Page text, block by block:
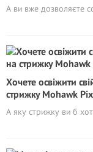
А ви вже дозволяєте
Хочете освіжити
стрижку Mohawk
А яку стрижку ви б